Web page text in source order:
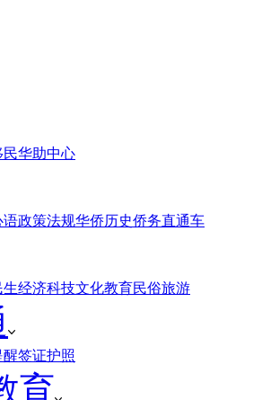
民华助中心
语政策法规华侨历史侨务直通车
生经济科技文化教育民俗旅游
醒签证护照
育